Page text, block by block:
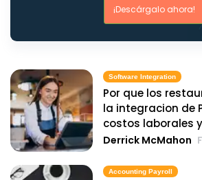
¡Descárgalo ahora!
Software Integration
Por que los
la integracion de
costos laborales
Derrick McMahon
Accounting Payroll